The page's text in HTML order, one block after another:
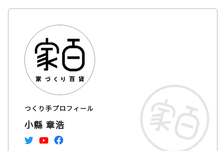
つくり手プロフィール
小縣 章浩